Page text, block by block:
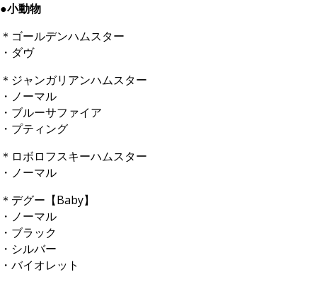
●小動物
＊ゴールデンハムスター
・ダヴ
＊ジャンガリアンハムスター
・ノーマル
・ブルーサファイア
・プティング
＊ロボロフスキーハムスター
・ノーマル
＊デグー【Baby】
・ノーマル
・ブラック
・シルバー
・バイオレット